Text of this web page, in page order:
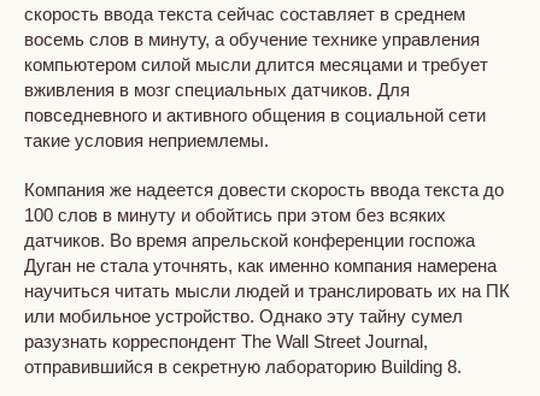
скорость ввода текста сейчас составляет в среднем
восемь слов в минуту, а обучение технике управления
компьютером силой мысли длится месяцами и требует
вживления в мозг специальных датчиков. Для
повседневного и активного общения в социальной сети
такие условия неприемлемы.
Компания же надеется довести скорость ввода текста до
100 слов в минуту и обойтись при этом без всяких
датчиков. Во время апрельской конференции госпожа
Дуган не стала уточнять, как именно компания намерена
научиться читать мысли людей и транслировать их на ПК
или мобильное устройство. Однако эту тайну сумел
разузнать корреспондент The Wall Street Journal,
отправившийся в секретную лабораторию Building 8.